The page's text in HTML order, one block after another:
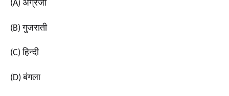
(A) अँग्रेजी
(B)गुजराती
(C)हिन्दी
(D)बंगला